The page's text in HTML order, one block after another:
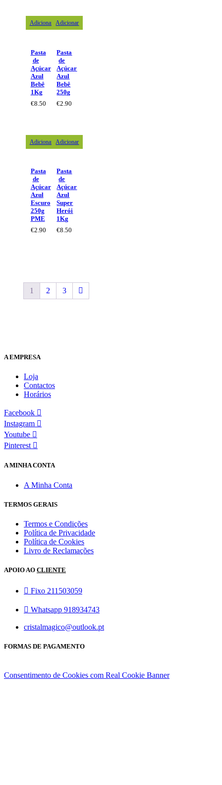
Adicionar
Pasta
de
Açúcar
Azul
Bebê
1Kg
€8.50
Adicionar
Pasta
de
Açúcar
Azul
Bebê
250g
€2.90
Adicionar
Pasta
de
Açúcar
Azul
Escuro
250g
PME
€2.90
Adicionar
Pasta
de
Açúcar
Azul
Super
Herói
1Kg
€8.50
1 2 3
A EMPRESA
Loja
Contactos
Horários
Facebook
Instagram
Youtube
Pinterest
A MINHA CONTA
A Minha Conta
TERMOS GERAIS
Termos e Condições
Política de Privacidade
Política de Cookies
Livro de Reclamações
APOIO AO CLIENTE
Fixo 211503059
Whatsapp 918934743
cristalmagico@outlook.pt
FORMAS DE PAGAMENTO
Consentimento de Cookies com Real Cookie Banner